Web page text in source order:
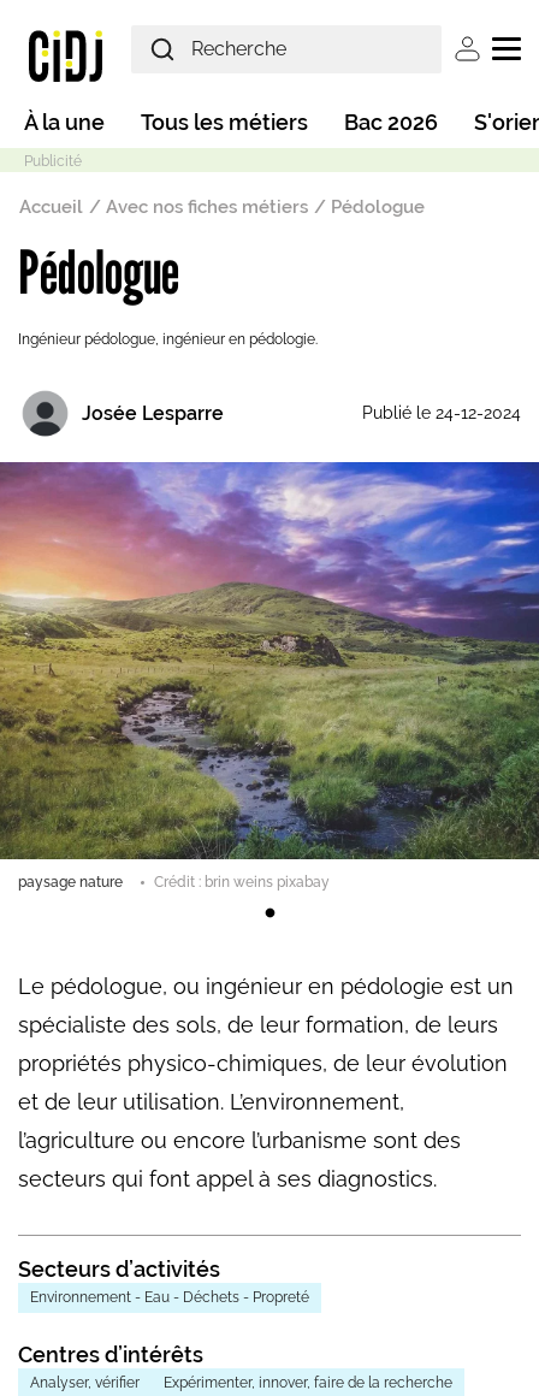
User
Main navigation
À la une Tous les métiers Bac 2026
Fil d'Ariane
Accueil Avec nos fiches métiers Pédologue
Pédologue
Ingénieur pédologue, ingénieur en pédologie.
Josée Lesparre Publié le 24-12-2024
paysage nature Crédit : brin weins pixabay
Le pédologue, ou ingénieur en pédologie est un
spécialiste des sols, de leur formation, de leurs
propriétés physico-chimiques, de leur évolution
et de leur utilisation. L’environnement,
l’agriculture ou encore l’urbanisme sont des
secteurs qui font appel à ses diagnostics.
Secteurs d’activités
Environnement - Eau - Déchets - Propreté
Centres d’intérêts
Analyser, vérifier
Expérimenter, innover, faire de la recherche